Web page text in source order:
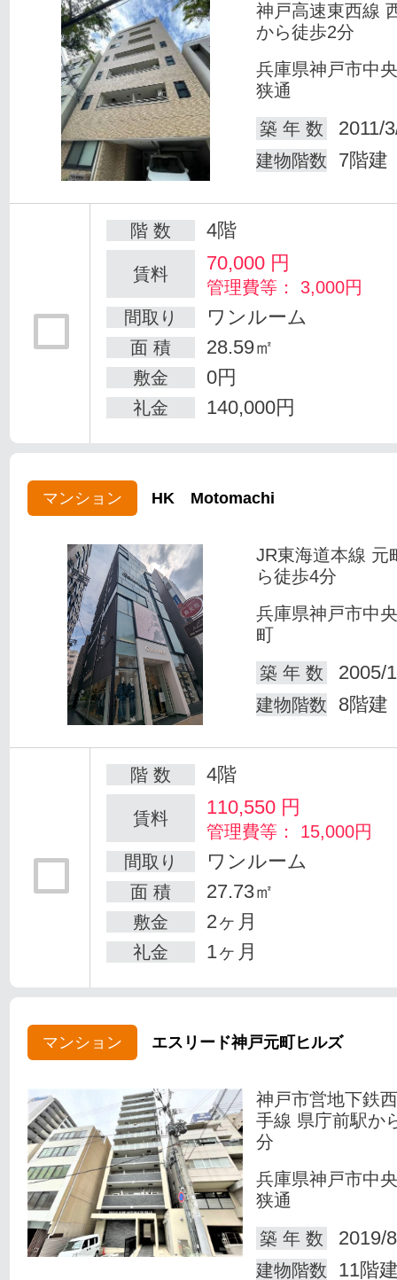
神戸高速東西線
から徒歩2分
兵庫県神戸市中
狭通
築 年 数
2011/
建物階数 7階建
階 数 4階
賃料 70,000 円
管理費等： 3,000円
間取り
ワンルーム
面 積 28.59㎡
敷金 0円
礼金 140,000円
マンション HK Motomachi
JR東海道本線 元
ら徒歩4分
兵庫県神戸市中
町
築 年 数
2005/
建物階数 8階建
階 数 4階
賃料 110,550 円
管理費等： 15,000円
間取り
ワンルーム
面 積 27.73㎡
敷金 2ヶ月
礼金 1ヶ月
マンション エスリード神戸元町ヒルズ
神戸市営地下鉄
手線 県庁前駅か
分
兵庫県神戸市中
狭通
築 年 数
2019/
建物階数 11階